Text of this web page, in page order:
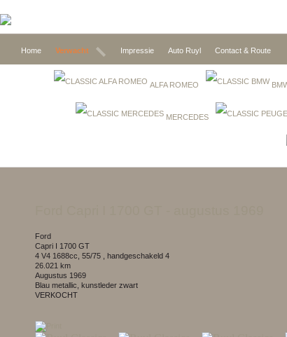
Home Verwacht Impressie Auto Ruyl Contact & Route
ALFA ROMEO
MERCEDES
ford
Capri I 1700 GT
4 V4 1688cc, 55/75 , handgeschakeld 4
26.021 km
augustus 1969
Blau metallic, kunstleder zwart
VERKOCHT